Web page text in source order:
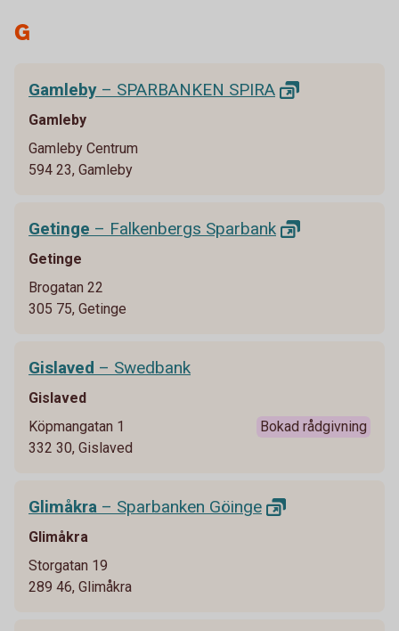
G
Gamleby – SPARBANKEN SPIRA
Gamleby
Gamleby Centrum
594 23, Gamleby
Getinge – Falkenbergs Sparbank
Getinge
Brogatan 22
305 75, Getinge
Gislaved – Swedbank
Gislaved
Köpmangatan 1
332 30, Gislaved
Bokad rådgivning
Glimåkra – Sparbanken Göinge
Glimåkra
Storgatan 19
289 46, Glimåkra